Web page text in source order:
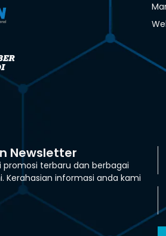
Newsletter
terbaru dan berbagai
Kerahasian informasi anda kami